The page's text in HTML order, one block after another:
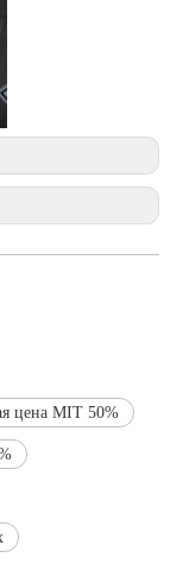
цена MIT 50%